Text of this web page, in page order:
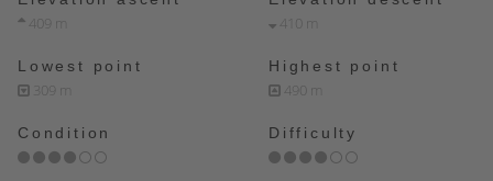
409 m 410 m
Lowest point
309 m
Highest point
490 m
Condition Difficulty